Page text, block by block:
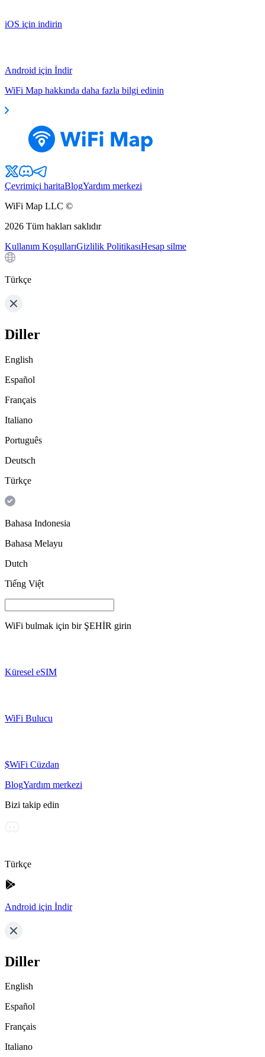
iOS için indirin
Android için İndir
WiFi Map hakkında daha fazla bilgi edinin
Çevrimiçi haritaBlogYardım merkezi
WiFi Map LLC ©
2026 Tüm hakları saklıdır
Kullanım KoşullarıGizlilik PolitikasıHesap silme
Türkçe
Diller
English
Español
Français
Italiano
Português
Deutsch
Türkçe
Bahasa Indonesia
Bahasa Melayu
Dutch
Tiếng Việt
WiFi bulmak için bir ŞEHİR girin
Küresel eSIM
WiFi Bulucu
$WiFi Cüzdan
BlogYardım merkezi
Bizi takip edin
Türkçe
Android için İndir
Diller
English
Español
Français
Italiano